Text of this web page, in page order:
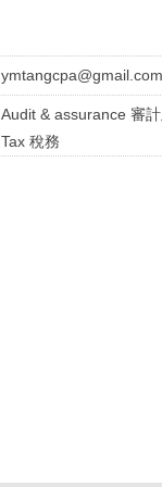
ymtangcpa@gmail.com
Audit & assurance 審
Tax 稅務